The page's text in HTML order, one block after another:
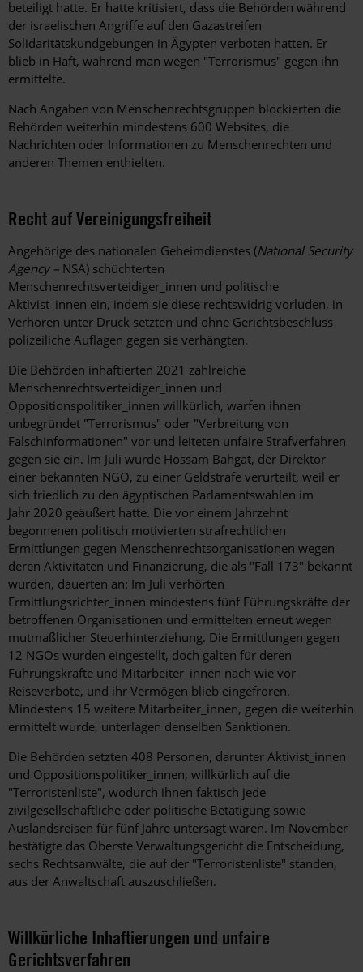
beteiligt hatte. Er hatte kritisiert, dass die Behörden während
der israelischen Angriffe auf den Gazastreifen
Solidaritätskundgebungen in Ägypten verboten hatten. Er
blieb in Haft, während man wegen "Terrorismus" gegen ihn
ermittelte.
Nach Angaben von Menschenrechtsgruppen blockierten die
Behörden weiterhin mindestens 600 Websites, die
Nachrichten oder Informationen zu Menschenrechten und
anderen Themen enthielten.
Recht auf Vereinigungsfreiheit
Angehörige des nationalen Geheimdienstes (National Security
Agency – NSA) schüchterten
Menschenrechtsverteidiger_innen und politische
Aktivist_innen ein, indem sie diese rechtswidrig vorluden, in
Verhören unter Druck setzten und ohne Gerichtsbeschluss
polizeiliche Auflagen gegen sie verhängten.
Die Behörden inhaftierten 2021 zahlreiche
Menschenrechtsverteidiger_innen und
Oppositionspolitiker_innen willkürlich, warfen ihnen
unbegründet "Terrorismus" oder "Verbreitung von
Falschinformationen" vor und leiteten unfaire Strafverfahren
gegen sie ein. Im Juli wurde Hossam Bahgat, der Direktor
einer bekannten NGO, zu einer Geldstrafe verurteilt, weil er
sich friedlich zu den ägyptischen Parlamentswahlen im
Jahr 2020 geäußert hatte. Die vor einem Jahrzehnt
begonnenen politisch motivierten strafrechtlichen
Ermittlungen gegen Menschenrechtsorganisationen wegen
deren Aktivitäten und Finanzierung, die als "Fall 173" bekannt
wurden, dauerten an: Im Juli verhörten
Ermittlungsrichter_innen mindestens fünf Führungskräfte der
betroffenen Organisationen und ermittelten erneut wegen
mutmaßlicher Steuerhinterziehung. Die Ermittlungen gegen
12 NGOs wurden eingestellt, doch galten für deren
Führungskräfte und Mitarbeiter_innen nach wie vor
Reiseverbote, und ihr Vermögen blieb eingefroren.
Mindestens 15 weitere Mitarbeiter_innen, gegen die weiterhin
ermittelt wurde, unterlagen denselben Sanktionen.
Die Behörden setzten 408 Personen, darunter Aktivist_innen
und Oppositionspolitiker_innen, willkürlich auf die
"Terroristenliste", wodurch ihnen faktisch jede
zivilgesellschaftliche oder politische Betätigung sowie
Auslandsreisen für fünf Jahre untersagt waren. Im November
bestätigte das Oberste Verwaltungsgericht die Entscheidung,
sechs Rechtsanwälte, die auf der "Terroristenliste" standen,
aus der Anwaltschaft auszuschließen.
Willkürliche Inhaftierungen und unfaire
Gerichtsverfahren